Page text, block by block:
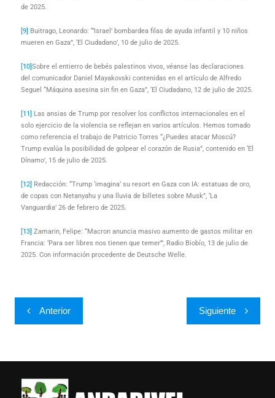
de 2025.
[9] Buitrago, Leonardo: “’Israel’ bombardea filas de ayuda infantil y 10 niños
mueren en Gaza”, ‘El Ciudadano’, 10 de julio de 2025.
[10]Sobre el entierro de bebés palestinos vivos, véanse las declaraciones
del comunicador Daniel Mayakovski contenidas en el artículo de Alfredo
Seguel “Máquina asesina sin fin en Gaza”, ‘El Ciudadano, 12 de julio de 2025.
[11] Las ansias de Trump por resolver los conflictos internacionales en el
solo ejercicio de la violencia se reflejan en varios artículos. Hemos tomado
como referencia el trabajo de Patricio Torres “¿Puedes atacar Moscú?
Trump evalúa la posibilidad de golpear el corazón de Rusia”, contenido en ‘El
Dínamo’, 15 de julio de 2025.
[12] Redacción: “Trump ‘imagina’ su resort en Gaza con IA: estatuas de oro,
de copas con Netanyahu y una lluvia de billetes sobre Musk”, ‘La
Vanguardia’ 26 de febrero de 2025.
[13] Zamarin, Felipe: “Macron anuncia masivo aumento de gastos militar en
Francia: ‘Para ser libres nos tienen que temer’”, Radio Biobío, 13 de julio de
2025. Con información procedente de Deutsche Welle.
Anterior Siguiente